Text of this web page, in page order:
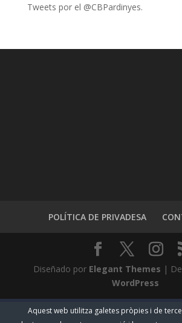
Tweets por el @CBPardinyes.
POLÍTICA DE PRIVADESA
Diseñado por Elegant Themes |
WordPress
Aquest web utilitza galetes pròpies i de